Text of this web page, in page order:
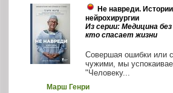
Не навреди.
нейрохирургии
Из серии: Медицина
кто спасает жизни
Совершая ошибки или
чужими, мы
"Человеку...
Марш Генри